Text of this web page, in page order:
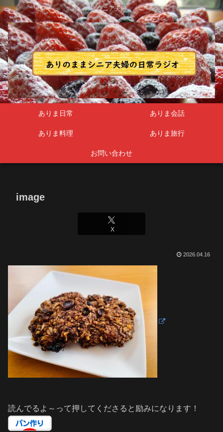
シニア夫婦
ありま日常 ありま会話
ありま料理 ありま旅行
お問い合わせ
image
X
2026.04.16
読んでるよ～って押してくださると励みになります！